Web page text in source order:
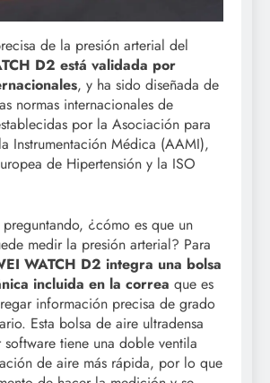
de la presión arterial del
D2 está validada por
, y ha sido diseñada de
normas internacionales de
por la Asociación para
Instrumentación Médica (AAMI),
de Hipertensión y la ISO
¿cómo es que un
medir la presión arterial? Para
WATCH D2 integra una bolsa
incluida en la correa que es
información precisa de grado
Esta bolsa de aire ultradensa
tiene una doble ventila
de aire más rápida, por lo que